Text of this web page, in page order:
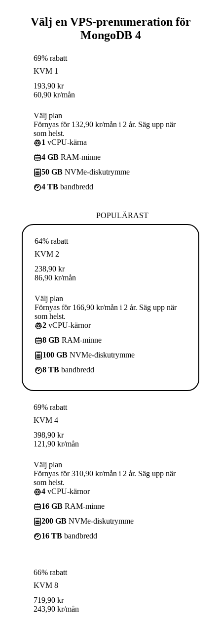
Välj en VPS-prenumeration för
MongoDB 4
69% rabatt
KVM 1
193,90 kr
60,90 kr/mån
Välj plan
Förnyas för 132,90 kr/mån i 2 år. Säg upp när
som helst.
1 vCPU-kärna
4 GB RAM-minne
50 GB NVMe-diskutrymme
4 TB bandbredd
POPULÄRAST
64% rabatt
KVM 2
238,90 kr
86,90 kr/mån
Välj plan
Förnyas för 166,90 kr/mån i 2 år. Säg upp när
som helst.
2 vCPU-kärnor
8 GB RAM-minne
100 GB NVMe-diskutrymme
8 TB bandbredd
69% rabatt
KVM 4
398,90 kr
121,90 kr/mån
Välj plan
Förnyas för 310,90 kr/mån i 2 år. Säg upp när
som helst.
4 vCPU-kärnor
16 GB RAM-minne
200 GB NVMe-diskutrymme
16 TB bandbredd
66% rabatt
KVM 8
719,90 kr
243,90 kr/mån